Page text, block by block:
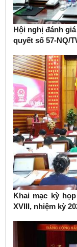
Hội nghị đánh
quyết số 57-NQ/
Khai mạc kỳ
XVIII, nhiệm kỳ